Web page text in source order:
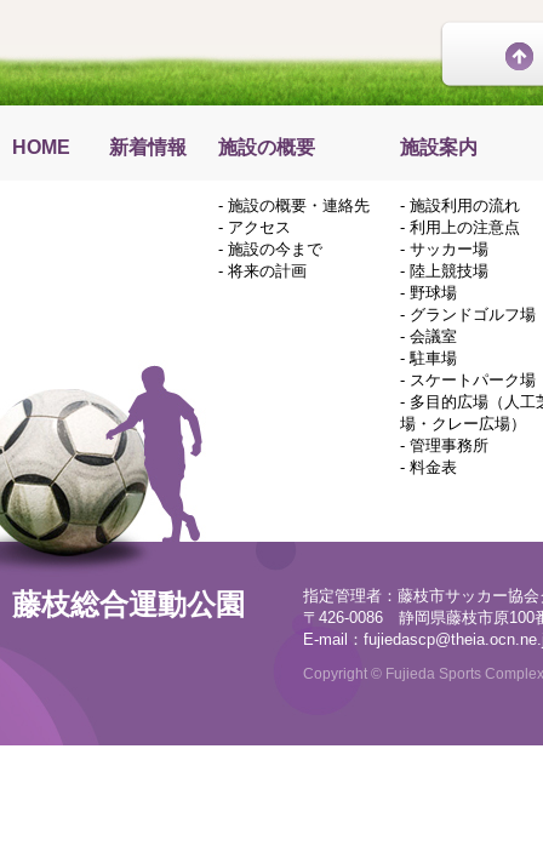
HOME 新着情報 施設の概要 施設案内
- 施設の概要・連絡先
- アクセス
- 施設の今まで
- 将来の計画
- 施設利用の流れ
- 利用上の注意点
- サッカー場
- 陸上競技場
- 野球場
- グランドゴルフ場
- 会議室
-駐車場
- スケートパーク場
- 多目的広場（人工
場・クレー広場）
- 管理事務所
- 料金表
藤枝総合運動公園
指定管理者：藤枝市サッカー協
〒426-0086 静岡県藤枝市原100
E-mail：
Copyright © Fujieda Sports